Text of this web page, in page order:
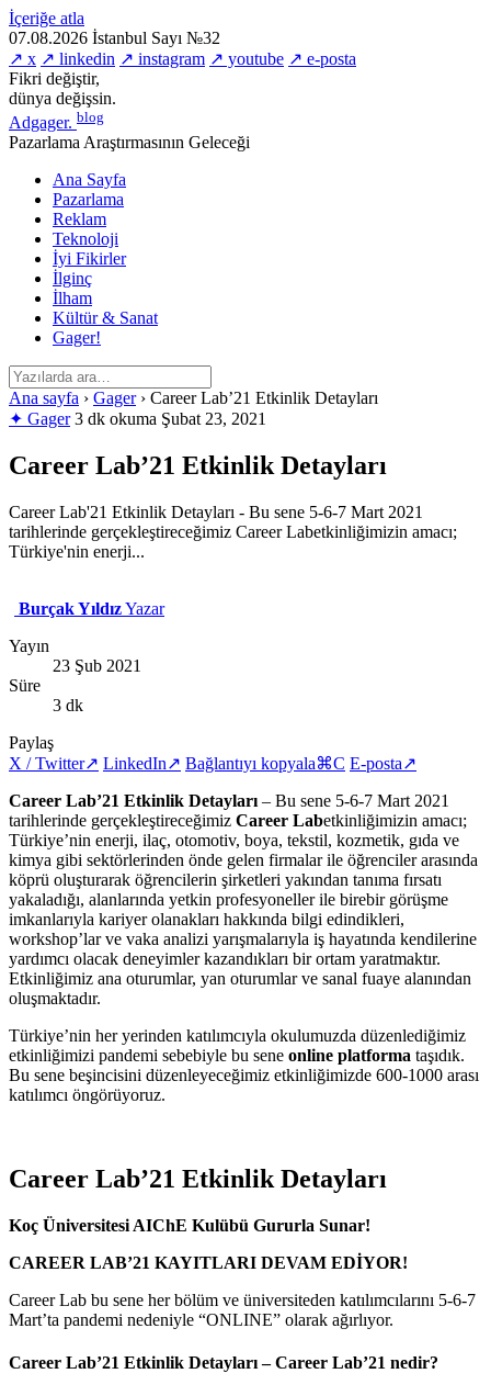
İçeriğe atla
07.08.2026 İstanbul Sayı №32
↗ x ↗ linkedin ↗ instagram ↗ youtube ↗ e-posta
Fikri değiştir,
dünya değişsin.
Adgager. blog
Pazarlama Araştırmasının Geleceği
Ana Sayfa
Pazarlama
Reklam
Teknoloji
İyi Fikirler
İlginç
İlham
Kültür & Sanat
Gager!
Ana sayfa › Gager › Career Lab’21 Etkinlik Detayları
✦ Gager 3 dk okuma Şubat 23, 2021
Career Lab’21 Etkinlik Detayları
Career Lab'21 Etkinlik Detayları - Bu sene 5-6-7 Mart 2021
tarihlerinde gerçekleştireceğimiz Career Labetkinliğimizin amacı;
Türkiye'nin enerji...
Burçak YıldızYazar
Yayın
23 Şub 2021
Süre
3 dk
Paylaş
X / Twitter↗ LinkedIn↗ Bağlantıyı kopyala⌘C E-posta↗
Career Lab’21 Etkinlik Detayları – Bu sene 5-6-7 Mart 2021
tarihlerinde gerçekleştireceğimiz Career Labetkinliğimizin amacı;
Türkiye’nin enerji, ilaç, otomotiv, boya, tekstil, kozmetik, gıda ve
kimya gibi sektörlerinden önde gelen firmalar ile öğrenciler arasında
köprü oluşturarak öğrencilerin şirketleri yakından tanıma fırsatı
yakaladığı, alanlarında yetkin profesyoneller ile birebir görüşme
imkanlarıyla kariyer olanakları hakkında bilgi edindikleri,
workshop’lar ve vaka analizi yarışmalarıyla iş hayatında kendilerine
yardımcı olacak deneyimler kazandıkları bir ortam yaratmaktır.
Etkinliğimiz ana oturumlar, yan oturumlar ve sanal fuaye alanından
oluşmaktadır.
Türkiye’nin her yerinden katılımcıyla okulumuzda düzenlediğimiz
etkinliğimizi pandemi sebebiyle bu sene online platforma taşıdık.
Bu sene beşincisini düzenleyeceğimiz etkinliğimizde 600-1000 arası
katılımcı öngörüyoruz.
Career Lab’21 Etkinlik Detayları
Koç Üniversitesi AIChE Kulübü Gururla Sunar!
CAREER LAB’21 KAYITLARI DEVAM EDİYOR!
Career Lab bu sene her bölüm ve üniversiteden katılımcılarını 5-6-7
Mart’ta pandemi nedeniyle “ONLINE” olarak ağırlıyor.
Career Lab’21 Etkinlik Detayları – Career Lab’21 nedir?